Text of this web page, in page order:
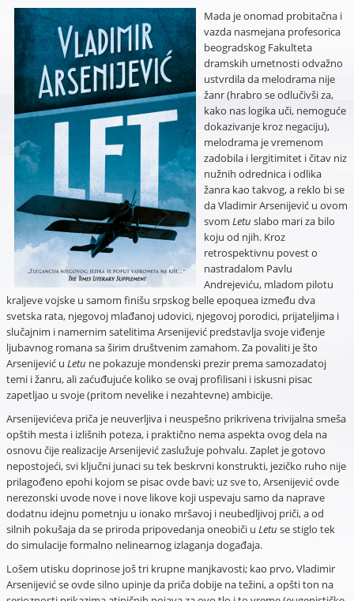
Mada je onomad probitačna i
vazda nasmejana profesorica
beogradskog Fakulteta
dramskih umetnosti odvažno
ustvrdila da melodrama nije
žanr (hrabro se odlučivši za,
kako nas logika uči, nemoguće
dokazivanje kroz negaciju),
melodrama je vremenom
zadobila i lergitimitet i čitav niz
nužnih odrednica i odlika
žanra kao takvog, a reklo bi se
da Vladimir Arsenijević u ovom
svom Letu slabo mari za bilo
koju od njih. Kroz
retrospektivnu povest o
nastradalom Pavlu
Andrejeviću, mladom pilotu
kraljeve vojske u samom finišu srpskog belle epoquea između dva
svetska rata, njegovoj mlađanoj udovici, njegovoj porodici, prijateljima i
slučajnim i namernim satelitima Arsenijević predstavlja svoje viđenje
ljubavnog romana sa širim društvenim zamahom. Za povaliti je što
Arsenijević u Letu ne pokazuje mondenski prezir prema samozadatoj
temi i žanru, ali zaćuđujuće koliko se ovaj profilisani i iskusni pisac
zapetljao u svoje (pritom nevelike i nezahtevne) ambicije.
Arsenijevićeva priča je neuverljiva i neuspešno prikrivena trivijalna smeša
opštih mesta i izlišnih poteza, i praktično nema aspekta ovog dela na
osnovu čije realizacije Arsenijević zaslužuje pohvalu. Zaplet je gotovo
nepostojeći, svi ključni junaci su tek beskrvni konstrukti, jezičko ruho nije
prilagođeno epohi kojom se pisac ovde bavi; uz sve to, Arsenijević ovde
nerezonski uvode nove i nove likove koji uspevaju samo da naprave
dodatnu idejnu pometnju u ionako mršavoj i neubedljivoj priči, a od
silnih pokušaja da se priroda pripovedanja oneobiči u Letu se stiglo tek
do simulacije formalno nelinearnog izlaganja događaja.
Lošem utisku doprinose još tri krupne manjkavosti; kao prvo, Vladimir
Arsenijević se ovde silno upinje da priča dobije na težini, a opšti ton na